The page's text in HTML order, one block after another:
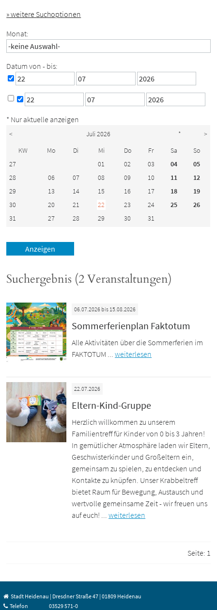
» weitere Suchoptionen
Monat:
Datum von - bis:
* Nur aktuelle anzeigen
< Juli 2026 *
>
KW
Mo Di Mi Do Fr Sa
So
27
01 02 03 04
05
28
06 07 08 09 10 11
12
29
13 14 15 16 17 18
19
30
20 21 22 23 24 25
26
31
27 28 29 30 31
Suchergebnis (2 Veranstaltungen)
06.07.2026 bis 15.08.2026
Sommerferienplan Faktotum
Alle Aktivitäten über die Sommerferien im
FAKTOTUM ...weiterlesen
22.07.2026
Eltern-Kind-Gruppe
Herzlich willkommen zu unserem
Familientreff für Kinder von 0 bis 3 Jahren!
In gemütlicher Atmosphäre laden wir Eltern,
Geschwisterkinder und Großeltern ein,
gemeinsam zu spielen, zu entdecken und
Kontakte zu knüpfen. Unser Krabbeltreff
bietet Raum für Bewegung, Austausch und
wertvolle gemeinsame Zeit - wir freuen uns
auf euch! ...weiterlesen
Seite: 1
Stadt Heidenau | Dresdner Straße 47 | 01809 Heidenau
Telefon
03529 571-0